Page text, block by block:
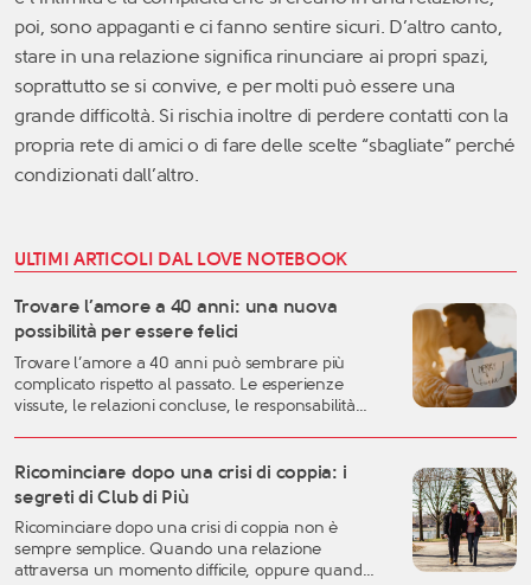
poi, sono appaganti e ci fanno sentire sicuri. D’altro canto,
stare in una relazione significa rinunciare ai propri spazi,
soprattutto se si convive, e per molti può essere una
grande difficoltà. Si rischia inoltre di perdere contatti con la
propria rete di amici o di fare delle scelte “sbagliate” perché
condizionati dall’altro.
ULTIMI ARTICOLI DAL LOVE NOTEBOOK
Trovare l’amore a 40 anni: una nuova
possibilità per essere felici
Trovare l’amore a 40 anni può sembrare più
complicato rispetto al passato. Le esperienze
vissute, le relazioni concluse, le responsabilità
fase della vita può rappresentare uno dei
momenti migliori per costruire una relazione
autentica, consapevole e duratura. A
quarant’anni si possiedono generalmente una
[…]
Ricominciare dopo una crisi di coppia: i
segreti di Club di Più
Ricominciare dopo una crisi di coppia non è
sempre semplice. Quando una relazione
attraversa un momento difficile, oppure quando